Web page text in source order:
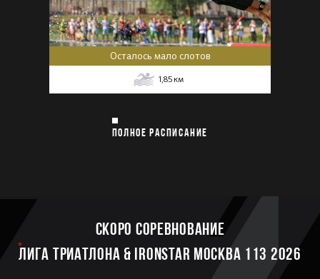
Осталось мало слотов
1,85 км
ПОЛНОЕ РАСПИСАНИЕ
Скоро соревнование
ЛИГА ТРИАТЛОНА & IRONSTAR МОСКВА 113 2026